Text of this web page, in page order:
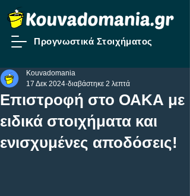
Προγνωστικά Στοιχήματος
Επιστροφή στο ΟΑΚΑ με
ειδικά στοιχήματα και
ενισχυμένες αποδόσεις!
Kouvadomania
17 Δεκ 2024 διαβάστηκε 2 λεπτά